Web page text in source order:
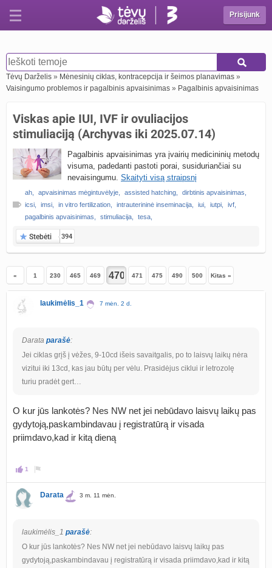
Prisijunk
Tėvų Darželis » Mėnesinių ciklas, kontracepcija ir šeimos planavimas »
Vaisingumo problemos ir pagalbinis apvaisinimas » Pagalbinis apvaisinimas
Viskas apie IUI, IVF ir ovuliacijos
stimuliaciją (Archyvas iki 2025.07.14)
Pagalbinis apvaisinimas yra įvairių medicininių metodų
visuma, padedanti pastoti porai, susiduriančiai su
nevaisingumu. Skaityti visą straipsnį
ah apvaisinimas mėgintuvėlyje assisted hatching dirbtinis apvaisinimas
icsi
imsi in vitro fertilization intrauterininė inseminacija iui iutpi ivf
pagalbinis apvaisinimas
stimuliacija tesa
Stebėti 394
« 1 230 465 469 471 475 490 500 Kitas »
laukimėlis_1 7 mėn. 2 d.
Darata parašė:
Jei ciklas grįš į vėžes, 9-10cd išeis savaitgalis, po to laisvų laikų nėra
vizitui iki 13cd, kas jau būtų per vėlu. Prasidėjus ciklui ir letrozolę
turiu pradėt gert…
O kur jūs lankotės? Nes NW net jei nebūdavo laisvų laikų pas
gydytoją,paskambindavau į registratūrą ir visada
priimdavo,kad ir kitą dieną
1
Darata 3 m. 11 mėn.
laukimėlis_1 parašė:
O kur jūs lankotės? Nes NW net jei nebūdavo laisvų laikų pas
gydytoją,paskambindavau į registratūrą ir visada priimdavo,kad ir kitą